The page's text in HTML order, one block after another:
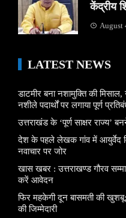
केंद्रीय
August
LATEST NEWS
डाटमीर बना नशामुक्ति की
नशीले पदार्थों पर लगाया पूर्ण
उत्तराखंड के ‘पूर्ण साक्षर राज्य’
देश के पहले लेखक गांव में आयुर्वेद
नवाचार पर जोर
खास खबर : उत्तराखण्ड गौरव
करें आवेदन
फिर महकेगी दून बासमती की
की जिम्मेदारी